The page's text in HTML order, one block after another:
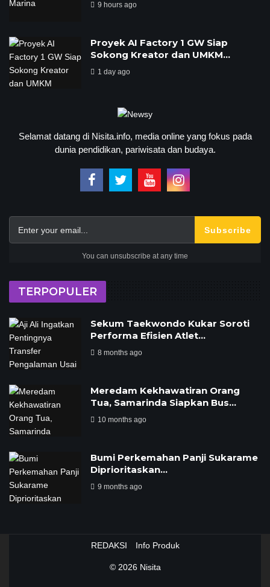
9 hours ago
Proyek AI Factory 1 GW Siap
Sokong Kreator dan UMKM…
1 day ago
Selamat datang di Nisita.info, media online yang fokus pada
dunia pendidikan, pariwisata dan budaya.
Subscribe
You can unsubscribe at any time
TERPOPULER
Sekum Taekwondo Kukar Soroti
Performa Efisien Atlet…
8 months ago
Meredam Kekhawatiran Orang
Tua, Samarinda Siapkan Bus…
10 months ago
Bumi Perkemahan Panji Sukarame
Diprioritaskan…
9 months ago
REDAKSI Info Produk
© 2026 Nisita